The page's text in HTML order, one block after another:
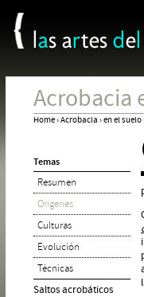
Acrobacia
are
here
Home›Acrobacia ›en el suelo
Temas
Resumen
Orígenes
Culturas
Evolución
Técnicas
Saltos acrobáticos
Panel de gestión de